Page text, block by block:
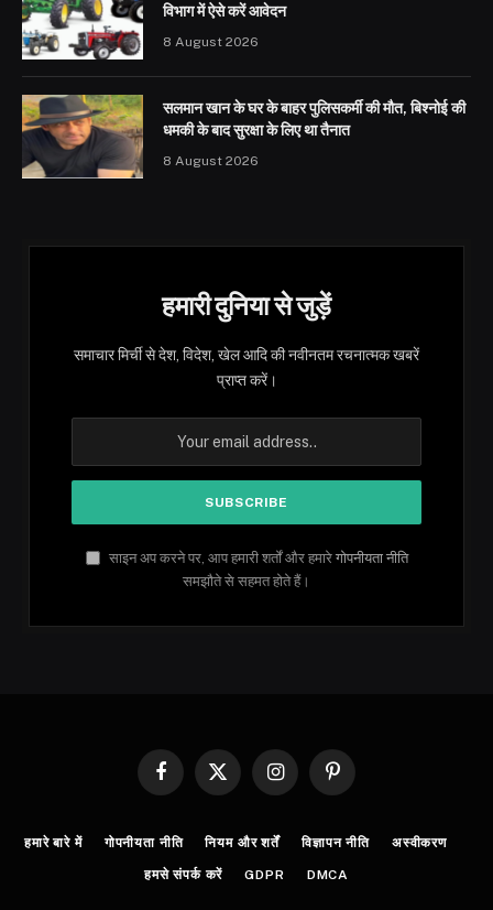
विभाग में ऐसे करें आवेदन
8 August 2026
सलमान खान के घर के बाहर पुलिसकर्मी की मौत, बिश्नोई की
धमकी के बाद सुरक्षा के लिए था तैनात
8 August 2026
हमारी दुनिया से जुड़ें
समाचार मिर्ची से देश, विदेश, खेल आदि की नवीनतम रचनात्मक खबरें
प्राप्त करें।
साइन अप करने पर, आप हमारी शर्तों और हमारे गोपनीयता नीति
समझौते से सहमत होते हैं।
Facebook
X
InstagramPinterest
हमारे बारे में गोपनीयता नीति नियम और शर्तें विज्ञापन नीति अस्वीकरण
हमसे संपर्क करें GDPR DMCA